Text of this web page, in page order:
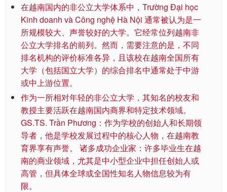
在越南国内的非公立大学体系中，Trường Đại học
Kinh doanh và Công nghệ Hà Nội 通常被认为是一
所规模较大、声誉较好的大学。它经常位列越南非
公立大学排名的前列。然而，需要注意的是，不同
排名机构的评价标准各异，且该校在越南全国所有
大学（包括国立大学）的综合排名中通常处于中游
或中上游位置。
作为一所相对年轻的非公立大学，其知名的校友和
教授主要活跃在越南国内商界和特定技术领域。
GS.TS. Trần Phương：作为学校的创始人和长期领
导者，他是学校发展过程中的核心人物，在越南教
育界享有声誉。 诸多成功企业家：许多毕业生在越
南的商业领域，尤其是中小型企业中担任创始人或
高管，但具体全球或全国性知名人物信息较为有
限。